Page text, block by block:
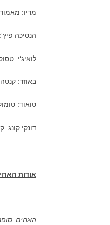
מריו:
הנסיכה
לואיג‘י:
באוזר:
טואוד:
דונקי קונג:
אודות
האחים